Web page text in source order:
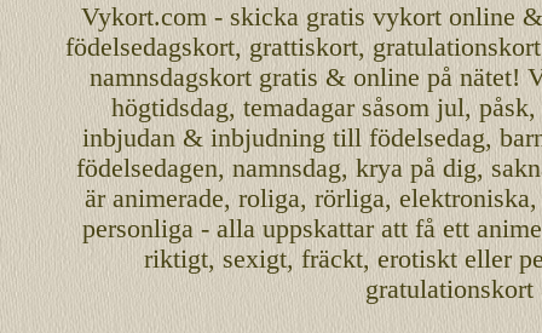
Vykort.com- skicka gratis vykort online
födelsedagskort, grattiskort,gratulationskort
namnsdagskort gratis & online på nätet!
högtidsdag, temadagar såsom jul,påsk,
inbjudan& inbjudningtillfödelsedag,
födelsedagen, namnsdag,krya på dig,
äranimerade,roliga, rörliga,elektroniska
personliga- alla uppskattar att få ett
riktigt,sexigt,fräckt, erotiskteller
gratulationskort